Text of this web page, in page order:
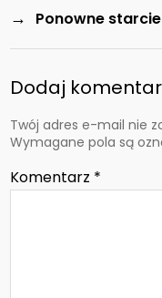
→ Ponowne starcie
Dodaj
Twój adres e-mail nie
Wymagane pola są
Komentarz *